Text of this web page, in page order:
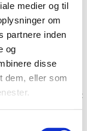
medier og til
om
partnere inden
og
disse
dem, eller som
ull
felter er markeret